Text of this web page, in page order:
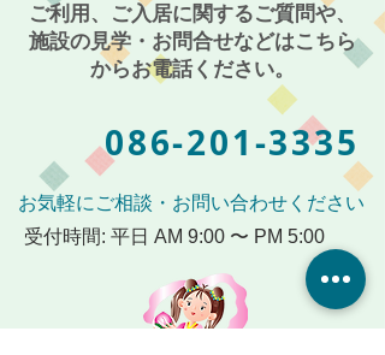
ご利用、ご入居に関するご質問や、
施設の見学・お問合せなどはこちら
からお電話ください。
086-201-3335
お気軽にご相談・お問い合わせください
受付時間: 平日 AM 9:00 〜 PM 5:00